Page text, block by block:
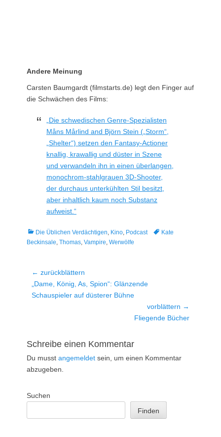
Andere Meinung
Carsten Baumgardt (filmstarts.de) legt den Finger auf
die Schwächen des Films:
„Die schwedischen Genre-Spezialisten
Måns Mårlind and Björn Stein („Storm“,
„Shelter“) setzen den Fantasy-Actioner
knallig, krawallig und düster in Szene
und verwandeln ihn in einen überlangen,
monochrom-stahlgrauen 3D-Shooter,
der durchaus unterkühlten Stil besitzt,
aber inhaltlich kaum noch Substanz
aufweist.“
Kategorien
Die Üblichen Verdächtigen, Kino, Podcast TagsKate
Beckinsale, Thomas, Vampire, Werwölfe
Beitragsnavigation
← zurückblättern
Vorheriger
Beitrag:
„Dame, König, As, Spion“: Glänzende
Schauspieler auf düsterer Bühne
vorblättern →
Fliegende Bücher
Schreibe einen Kommentar
Du musst angemeldet sein, um einen Kommentar
abzugeben.
Suchen
Finden